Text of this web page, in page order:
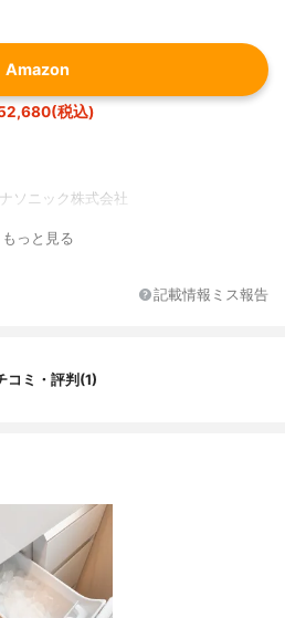
Amazon
税込)
ソニック株式会社
もっと見る
記載情報ミス報告
コミ・評判(1)